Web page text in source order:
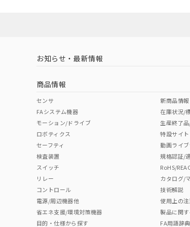
中国 RoHS 注意事項・凡例
中国 RoHS表
Pb Hg
"対応済み"や非含有の記載がされた商品であっ
非含有品が必要な際は、弊社営業部門もしくは
（イギリス
（ノルウェー
お知らせ・最新情報
商品情報
センサ
FAシステム機器
モーション/ドライブ
ロボティクス
セーフティ
検査装置
スイッチ
リレー
コントロール
電源/周辺機器他
省エネ支援/環境対策機器
目的・仕様から探す
新商品情報
在庫状況/
生産終了
特設サイト
動画ライブ
規格認証/
RoHS/
カタログ/
技術解説
使用上の
製品に関
FA用語辞典